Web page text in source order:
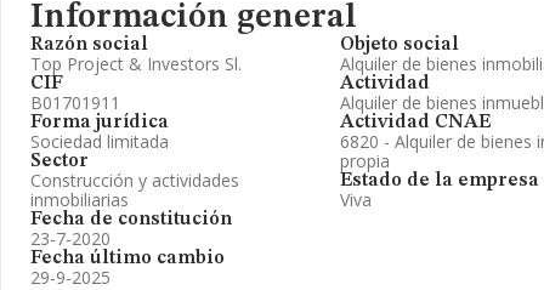
Información general
Razón social
Top Project & Investors Sl.
CIF
B01701911
Forma jurídica
Sociedad limitada
Sector
Construcción y actividades
inmobiliarias
Fecha de constitución
23-7-2020
Fecha último cambio
29-9-2025
Objeto social
Alquiler de bienes
Actividad
Alquiler de bienes
Actividad CNAE
6820 - Alquiler de bienes
propia
Estado de la empresa
Viva